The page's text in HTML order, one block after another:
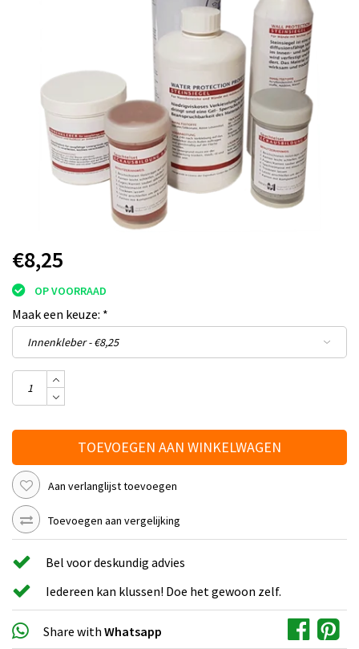
€8,25
OP VOORRAAD
Maak een keuze: *
TOEVOEGEN AAN WINKELWAGEN
Aan verlanglijst toevoegen
Toevoegen aan vergelijking
Bel voor deskundig advies
Iedereen kan klussen! Doe het gewoon zelf.
Share with Whatsapp